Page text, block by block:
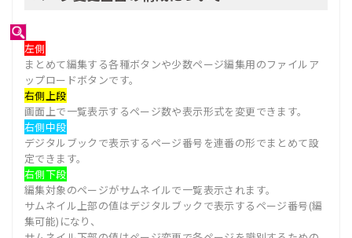
左側
まとめて編集する各種ボタンや少数ページ編集用のファイルア
ップロードボタンです。
右側上段
画面上で一覧表示するページ数や表示形式を変更できます。
右側中段
デジタルブックで表示するページ番号を連番の形でまとめて設
定できます。
右側下段
編集対象のページがサムネイルで一覧表示されます。
サムネイル上部の値はデジタルブックで表示するページ番号(編
集可能)になり、